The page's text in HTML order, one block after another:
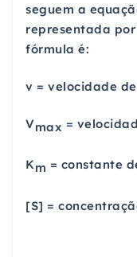
seguem a
representada
fórmula é:
v = velocidade
Vmax =
Km = constante
[S] =